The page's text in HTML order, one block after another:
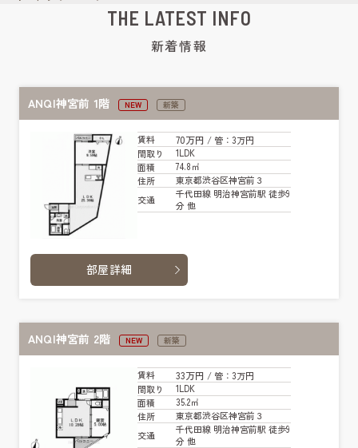
THE LATEST INFO
新着情報
ANQI神宮前 1階 NEW 新築
賃料 70万円 / 管：3万円
間取り
1LDK
面積
74.8㎡
住所
東京都渋谷区神宮前３
交通
千代田線 明治神宮前駅 徒歩9
分 他
部屋詳細
ANQI神宮前 2階 NEW 新築
賃料 33万円 / 管：3万円
間取り
1LDK
面積
35.2㎡
住所
東京都渋谷区神宮前３
交通
千代田線 明治神宮前駅 徒歩9
分 他